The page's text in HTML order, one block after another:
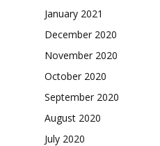
January 2021
December 2020
November 2020
October 2020
September 2020
August 2020
July 2020